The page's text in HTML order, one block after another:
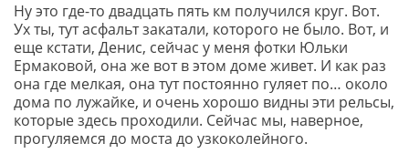
Ну это где-то двадцать пять км получился круг. Вот.
Ух ты, тут асфальт закатали, которого не было. Вот, и
еще кстати, Денис, сейчас у меня фотки Юльки
Ермаковой, она же вот в этом доме живет. И как раз
она где мелкая, она тут постоянно гуляет по… около
дома по лужайке, и очень хорошо видны эти рельсы,
которые здесь проходили. Сейчас мы, наверное,
прогуляемся до моста до узкоколейного.